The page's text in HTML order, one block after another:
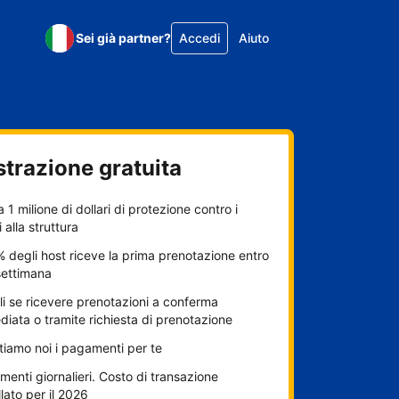
Sei già partner? Accedi Aiuto
gratuita
1 milione di dollari di protezione contro i
alla struttura
degli host riceve la prima prenotazione entro
se ricevere prenotazioni a conferma
o tramite richiesta di prenotazione
noi i pagamenti per te
giornalieri. Costo di transazione
per il 2026